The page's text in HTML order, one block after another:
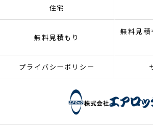
住宅
無料見積もり
無料見
プライバシーポリシー